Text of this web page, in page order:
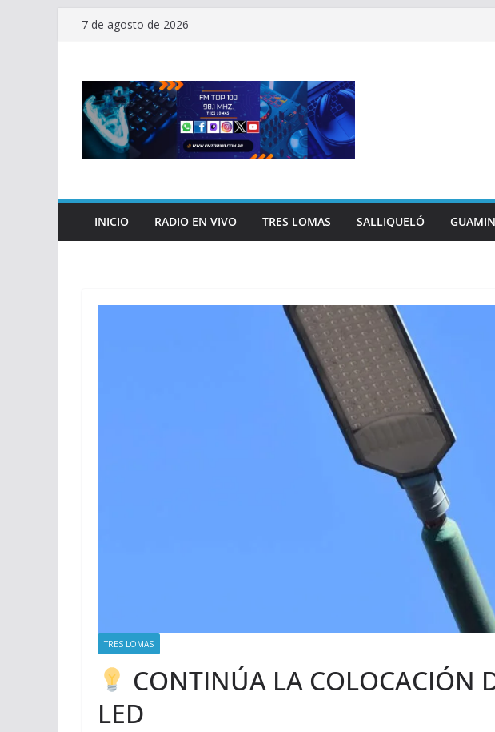
Saltar7 de agosto de 2026
INICIO RADIO EN VIVO TRES LOMAS SALLIQUELÓ
TRES LOMAS
CONTINÚA LA COLOCACIÓN
LED